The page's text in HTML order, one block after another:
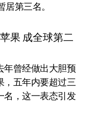
第三名。
年曾经做出大胆预
，五年内要超过三
名，这一表态引发